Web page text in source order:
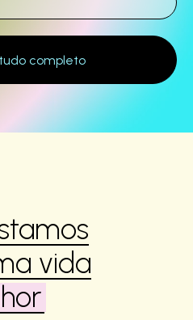
vida